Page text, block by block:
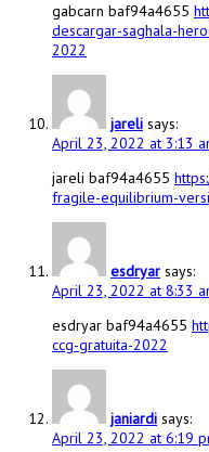
gabcarn baf94a4655
descargar-saghala-
2022
jareli says:
April 23, 2022 at 3:13
jareli baf94a4655
fragile-equilibrium-
esdryar says:
April 23, 2022 at 8:33
esdryar baf94a4655
ccg-gratuita-2022
janiardi says:
April 23, 2022 at 6:19